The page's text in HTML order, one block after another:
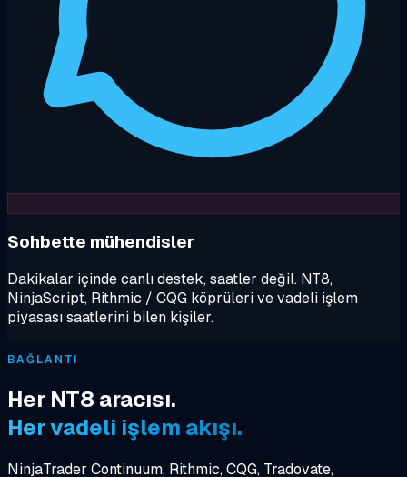
Sohbette mühendisler
Dakikalar içinde canlı destek, saatler değil. NT8,
NinjaScript, Rithmic / CQG köprüleri ve vadeli işlem
piyasası saatlerini bilen kişiler.
BAĞLANTI
Her NT8 aracısı.
Her vadeli işlem akışı.
NinjaTrader Continuum, Rithmic, CQG, Tradovate,